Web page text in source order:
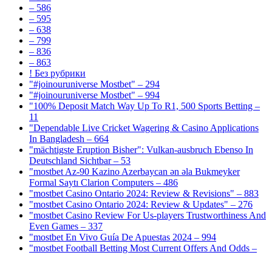
– 586
– 595
– 638
– 799
– 836
– 863
! Без рубрики
"#joinouruniverse Mostbet" – 294
"#joinouruniverse Mostbet" – 994
"100% Deposit Match Way Up To R1, 500 Sports Betting –
11
"Dependable Live Cricket Wagering & Casino Applications
In Bangladesh – 664
"mächtigste Eruption Bisher": Vulkan-ausbruch Ebenso In
Deutschland Sichtbar – 53
"mostbet Az-90 Kazino Azerbaycan ən əla Bukmeyker
Formal Saytı Clarion Computers – 486
"mostbet Casino Ontario 2024: Review & Revisions" – 883
"mostbet Casino Ontario 2024: Review & Updates" – 276
"mostbet Casino Review For Us-players Trustworthiness And
Even Games – 337
"mostbet En Vivo Guía De Apuestas 2024 – 994
"mostbet Football Betting Most Current Offers And Odds –